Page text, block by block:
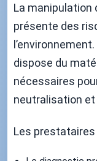
La manipulation
présente des
dispose du
nécessaires
neutralisation
Les